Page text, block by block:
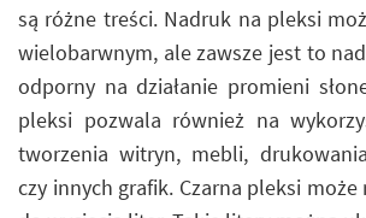
są różne treści. Nadruk na pleksi
wielobarwnym, ale zawsze jest to
odporny na działanie promieni
pleksi pozwala również na
tworzenia witryn, mebli,
czy innych grafik. Czarna pleksi może